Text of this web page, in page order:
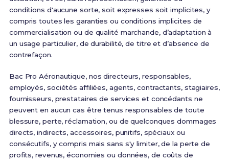
conditions d'aucune sorte, soit expresses soit implicites, y
compris toutes les garanties ou conditions implicites de
commercialisation ou de qualité marchande, d’adaptation à
un usage particulier, de durabilité, de titre et d’absence de
contrefaçon.
Bac Pro Aéronautique, nos directeurs, responsables,
employés, sociétés affiliées, agents, contractants, stagiaires,
fournisseurs, prestataires de services et concédants ne
peuvent en aucun cas être tenus responsables de toute
blessure, perte, réclamation, ou de quelconques dommages
directs, indirects, accessoires, punitifs, spéciaux ou
consécutifs, y compris mais sans s'y limiter, de la perte de
profits, revenus, économies ou données, de coûts de